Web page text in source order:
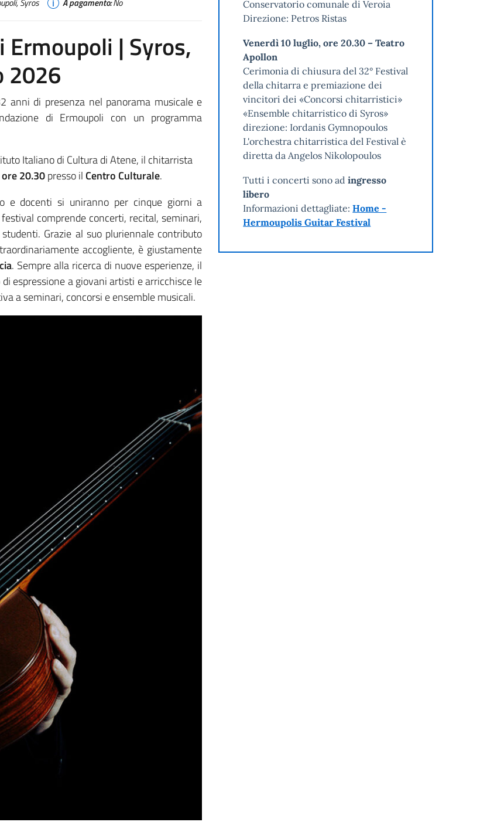
| Syros,
2026
anni di presenza nel panorama musicale e
di Ermoupoli con un programma
Italiano di Cultura di Atene, il chitarrista
20.30presso il Centro Culturale.
e docenti si uniranno per cinque giorni a
comprende concerti, recital, seminari,
Grazie al suo pluriennale contributo
accogliente, è giustamente
. Sempre alla ricerca di nuove esperienze, il
espressione a giovani artisti e arricchisce le
a seminari, concorsi e ensemble musicali.
Conservatorio comunale di Veroia
Direzione: Petros Ristas
Venerdì 10 luglio, ore 20.30 – Teatro
Apollon
Cerimonia di chiusura del 32° Festival
della chitarra e premiazione dei
vincitori dei «Concorsi chitarristici»
«Ensemble chitarristico di Syros»
direzione: Iordanis Gymnopoulos
L'orchestra chitarristica del Festival è
diretta da Angelos Nikolopoulos
Tutti i concerti sono ad ingresso
libero
Informazioni dettagliate:Home -
Hermoupolis Guitar Festival